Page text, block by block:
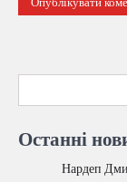
Останні
Нардеп